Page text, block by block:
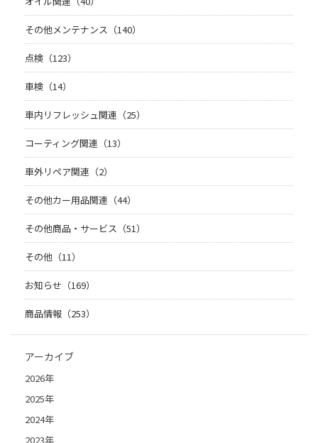
その他メンテナンス（140）
点検（123）
車検（14）
車内リフレッシュ関連（25）
コーティング関連（13）
車外リペア関連（2）
その他カー用品関連（44）
その他商品・サービス（51）
その他（11）
お知らせ（169）
商品情報（253）
アーカイブ
2026年
2025年
2024年
2023年